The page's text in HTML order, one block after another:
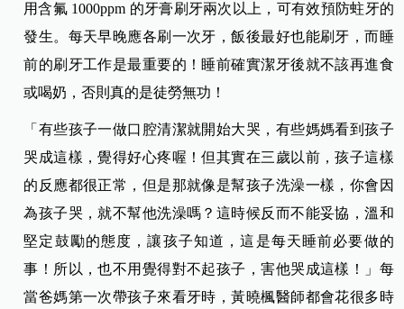
用含氟 1000ppm 的牙膏刷牙兩次以上，可有效預防蛀牙的
發生。每天早晚應各刷一次牙，飯後最好也能刷牙，而睡
前的刷牙工作是最重要的！睡前確實潔牙後就不該再進食
或喝奶，否則真的是徒勞無功！
「有些孩子一做口腔清潔就開始大哭，有些媽媽看到孩子
哭成這樣，覺得好心疼喔！但其實在三歲以前，孩子這樣
的反應都很正常，但是那就像是幫孩子洗澡一樣，你會因
為孩子哭，就不幫他洗澡嗎？這時候反而不能妥協，溫和
堅定鼓勵的態度，讓孩子知道，這是每天睡前必要做的
事！所以，也不用覺得對不起孩子，害他哭成這樣！」每
當爸媽第一次帶孩子來看牙時，黃曉楓醫師都會花很多時